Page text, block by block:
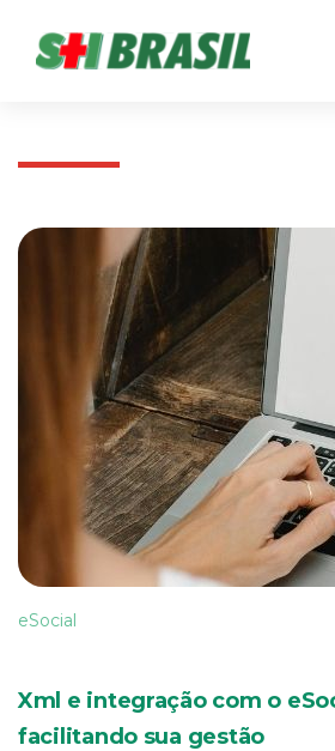
eSocial
Xml e integração com o
facilitando sua gestão